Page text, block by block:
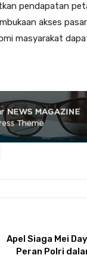
pendapatan
akses
masyarakat
Apel Siaga Mei
Peran Polri